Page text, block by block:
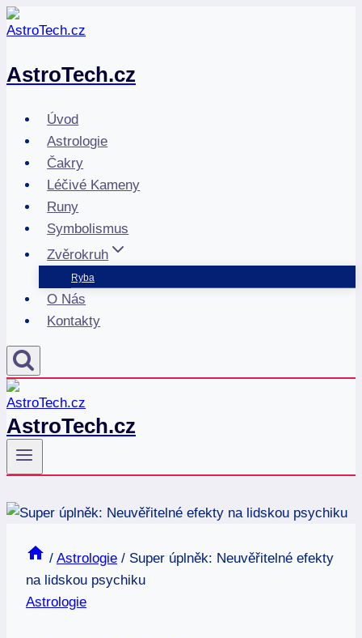
Přeskočit
na
AstroTech.cz
Úvod
Astrologie
Čakry
Léčivé Kameny
Runy
Symbolismus
Zvěrokruh
Ryba
O Nás
Kontakty
AstroTech.cz
/ Astrologie / Super úplněk: Neuvěřitelné efekty
na lidskou psychiku
Astrologie